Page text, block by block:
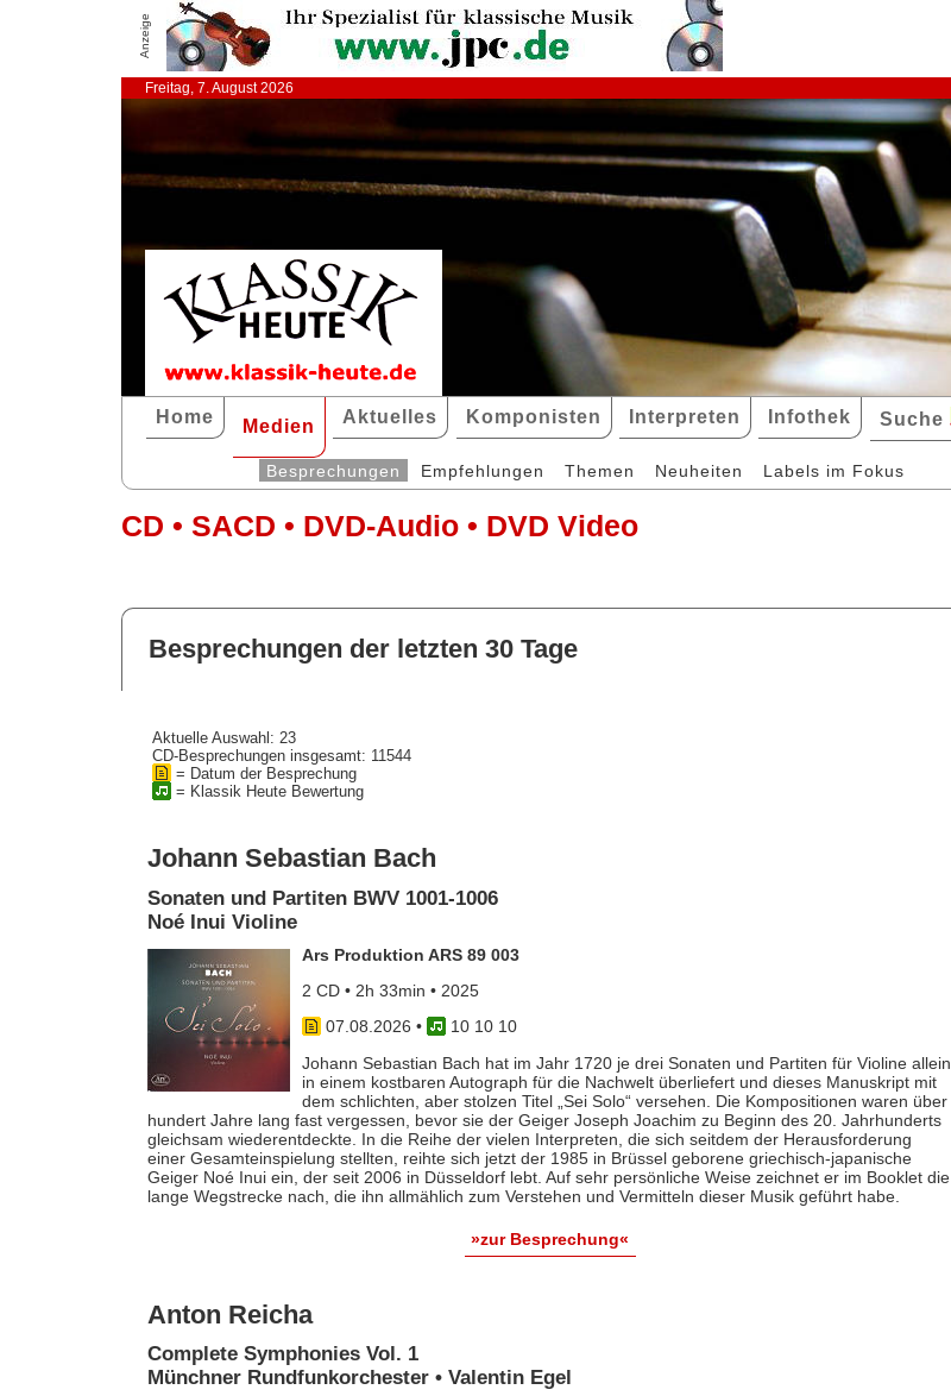
Anzeige
Freitag, 7. August 2026
Home Medien Aktuelles Komponisten Interpreten Infothek Suche
Besprechungen Empfehlungen Themen Neuheiten Labels im Fokus
CD • SACD • DVD-Audio • DVD Video
Besprechungen der letzten 30 Tage
Aktuelle Auswahl: 23
CD-Besprechungen insgesamt: 11544
= Datum der Besprechung
= Klassik Heute Bewertung
Johann Sebastian Bach
Sonaten und Partiten BWV 1001-1006
Noé Inui Violine
Ars Produktion ARS 89 003
2 CD • 2h 33min • 2025
07.08.2026 •
10 10 10
Johann Sebastian Bach hat im Jahr 1720 je drei Sonaten und Partiten für Violine allein
in einem kostbaren Autograph für die Nachwelt überliefert und dieses Manuskript mit
dem schlichten, aber stolzen Titel „Sei Solo“ versehen. Die Kompositionen waren über
hundert Jahre lang fast vergessen, bevor sie der Geiger Joseph Joachim zu Beginn des 20. Jahrhunderts
gleichsam wiederentdeckte. In die Reihe der vielen Interpreten, die sich seitdem der Herausforderung
einer Gesamteinspielung stellten, reihte sich jetzt der 1985 in Brüssel geborene griechisch-japanische
Geiger Noé Inui ein, der seit 2006 in Düsseldorf lebt. Auf sehr persönliche Weise zeichnet er im Booklet die
lange Wegstrecke nach, die ihn allmählich zum Verstehen und Vermitteln dieser Musik geführt habe.
»zur Besprechung«
Anton Reicha
Complete Symphonies Vol. 1
Münchner Rundfunkorchester • Valentin Egel